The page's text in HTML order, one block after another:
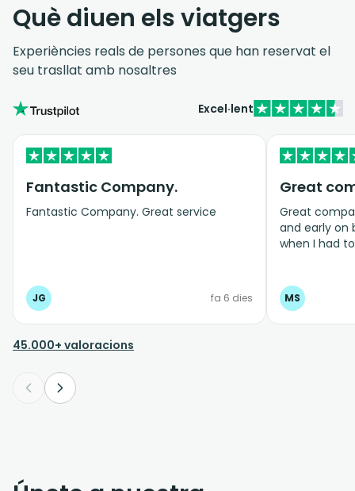
Què diuen els viatgers
Experiències reals de persones que han reservat el
seu trasllat amb nosaltres
Excel·lent
Fantastic Company.
Fantastic Company. Great service
JG fa 6 dies
Great
Great
and early on
when I had
MS
45.000+ valoracions